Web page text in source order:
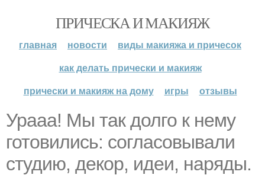
ПРИЧЕСКА И МАКИЯЖ
главная новости
виды макияжа и причесок
как делать прически и макияж
прически и макияж на дому
игры отзывы
Урааа! Мы так долго к нему
готовились: согласовывали
студию, декор, идеи, наряды.